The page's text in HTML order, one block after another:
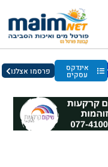
אינדקס
עסקים פרסמו אצלנו